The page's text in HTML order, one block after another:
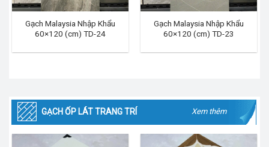
Gạch Malaysia Nhập Khẩu
60×120 (cm) TD-24
Gạch Malaysia Nhập Khẩu
60×120 (cm) TD-23
GẠCH ỐP LÁT TRANG TRÍ Xem thêm